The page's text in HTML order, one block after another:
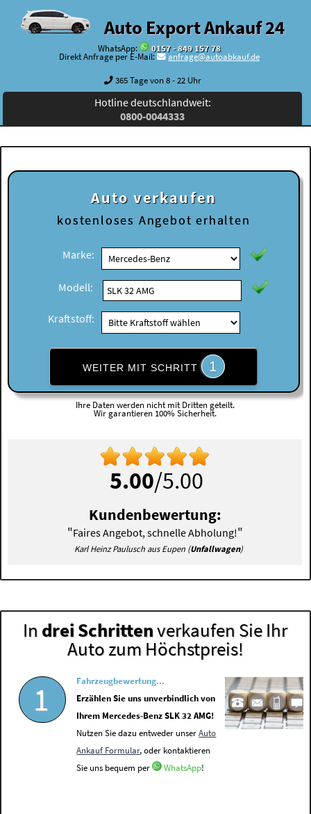
Auto Export Ankauf 24
WhatsApp:
0157 - 849 157 78
Direkt Anfrage per E-Mail:
anfrage@autoabkauf.de
365 Tage von 8 - 22 Uhr
Hotline deutschlandweit:
0800-0044333
Auto verkaufen
kostenloses Angebot erhalten
Marke:
Modell:
Kraftstoff:
WEITER MIT SCHRITT 1
Ihre Daten werden nicht mit Dritten geteilt.
Wir garantieren 100% Sicherheit.
5.00/5.00
Kundenbewertung:
"Faires Angebot, schnelle Abholung!"
Karl Heinz Paulusch aus Eupen (Unfallwagen)
In drei Schrittenverkaufen Sie Ihr
Auto zum Höchstpreis!
1
Fahrzeugbewertung...
Erzählen Sie uns unverbindlich von
Ihrem Mercedes-Benz SLK 32 AMG!
Nutzen Sie dazu entweder unserAuto
Ankauf Formular, oder kontaktieren
Sie uns bequem per
WhatsApp!